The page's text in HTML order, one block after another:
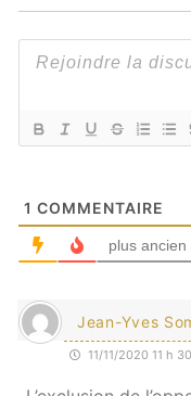
1 COMMENTAIRE
plus ancien
Jean-Yves
11/11/2020 11 h